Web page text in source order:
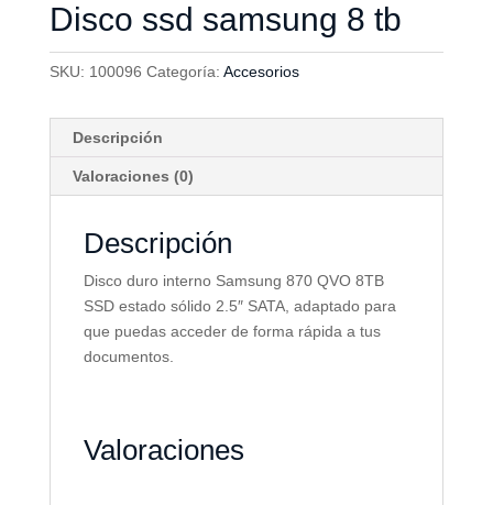
Disco ssd samsung 8 tb
SKU: 100096 Categoría: Accesorios
Descripción
Valoraciones (0)
Descripción
Disco duro interno Samsung 870 QVO 8TB
SSD estado sólido 2.5″ SATA, adaptado para
que puedas acceder de forma rápida a tus
documentos.
Valoraciones